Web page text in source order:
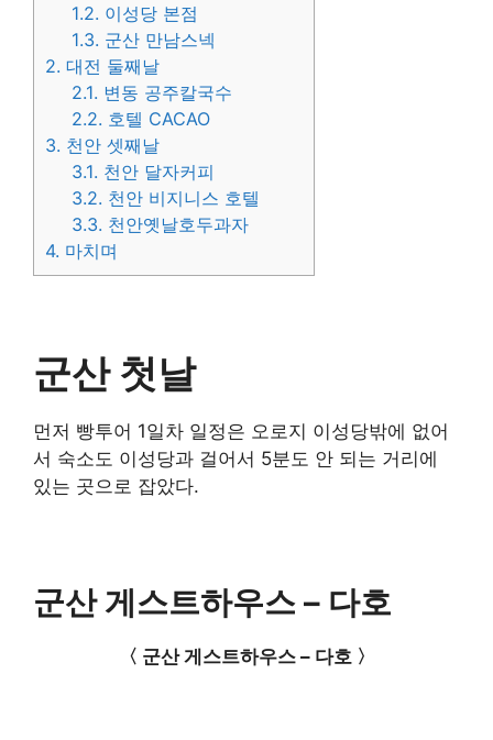
1.2. 이성당 본점
1.3. 군산 만남스넥
2. 대전 둘째날
2.1. 변동 공주칼국수
2.2. 호텔 CACAO
3. 천안 셋째날
3.1. 천안 달자커피
3.2. 천안 비지니스 호텔
3.3. 천안옛날호두과자
4. 마치며
군산 첫날
먼저 빵투어 1일차 일정은 오로지 이성당밖에 없어
서 숙소도 이성당과 걸어서 5분도 안 되는 거리에
있는 곳으로 잡았다.
군산 게스트하우스 – 다호
〈 군산 게스트하우스 – 다호 〉